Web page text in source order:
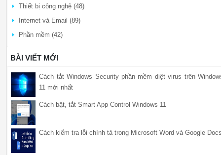
Thiết bị công nghệ (48)
Internet và Email (89)
Phần mềm (42)
BÀI VIẾT MỚI
Cách tắt Windows Security phần mềm diệt virus trên
11 mới nhất
Cách bật, tắt Smart App Control Windows 11
Cách kiểm tra lỗi chính tả trong Microsoft Word và Google